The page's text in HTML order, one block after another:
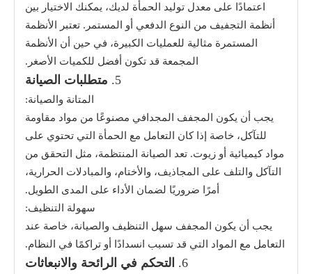
اعتمادًا على معدل توليد الحمأة لديك، يمكنك الاختيار بين
أنظمة التجفيف من النوع الدفعي أو المستمر. تعتبر الأنظمة
المستمرة مثالية للعمليات الكبيرة، في حين أن الأنظمة
المجمعة قد تكون أفضل للكميات الأصغر.
5. متطلبات الصيانة
المتانة والصيانة:
يجب أن يكون المجفف المجدافي مصنوعًا من مواد مقاومة
للتآكل، خاصة إذا كان التعامل مع الحمأة التي تحتوي على
مواد كيميائية أو زيوت. تعد الصيانة المنتظمة، مثل التحقق من
التآكل والتلف على المجاذيف، والأختام، والمبادلات الحرارية،
أمرًا ضروريًا لضمان الأداء على المدى الطويل.
سهولة التنظيف:
يجب أن يكون المجفف سهل التنظيف والصيانة، خاصة عند
التعامل مع المواد التي قد تسبب انسدادًا أو تراكمًا في النظام.
6. التحكم في الرائحة والانبعاثات